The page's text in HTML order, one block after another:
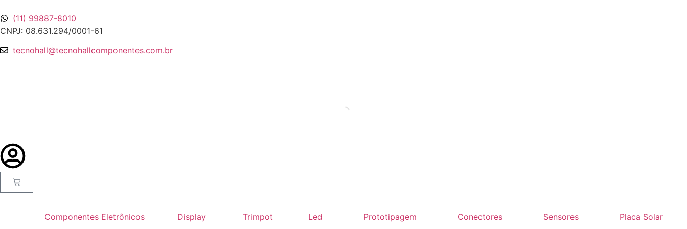
(11) 99887-8010
CNPJ: 08.631.294/0001-61
tecnohall@tecnohallcomponentes.com.br
Componentes Eletrônicos Display Trimpot Led Prototipagem Conectores Sensores Placa Solar